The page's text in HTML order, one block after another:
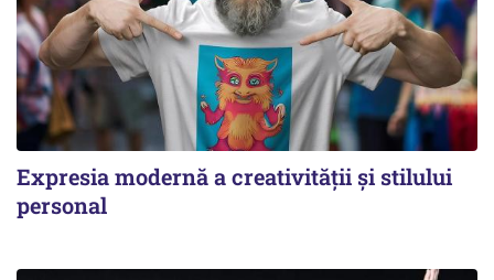
Expresia modernă a creativității și stilului
personal